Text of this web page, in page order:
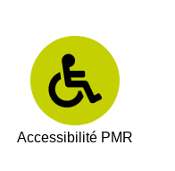
Accessibilité PMR